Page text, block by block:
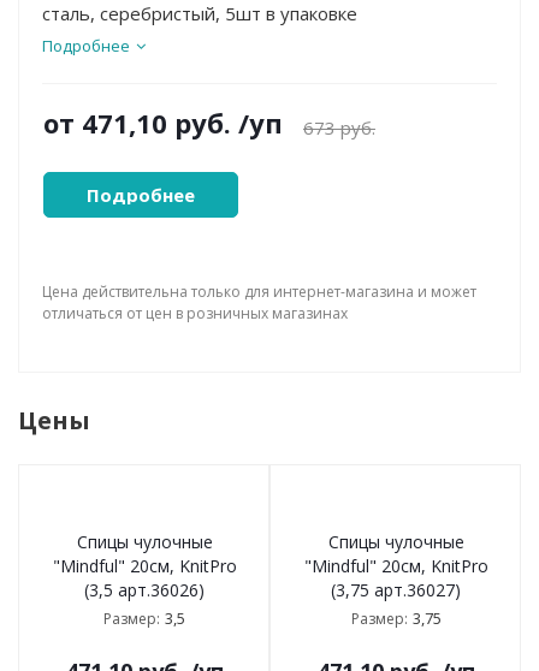
сталь, серебристый, 5шт в упаковке
Подробнее
от 471,10 руб. /уп 673 руб.
Подробнее
Цена действительна только для интернет-магазина и может
отличаться от цен в розничных магазинах
Цены
Спицы чулочные
"Mindful" 20см, KnitPro
(3,5 арт.36026)
Размер: 3,5
Спицы чулочные
"Mindful" 20см, KnitPro
(3,75 арт.36027)
Размер: 3,75